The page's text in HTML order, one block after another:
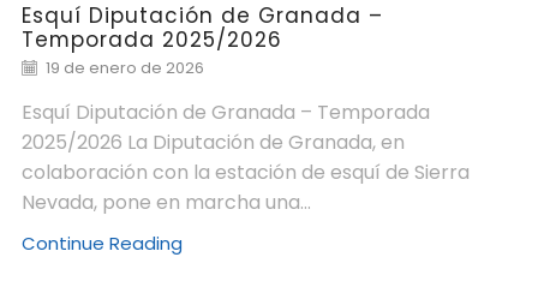
Esquí Diputación de Granada –
Temporada 2025/2026
19 de enero de 2026
Esquí Diputación de Granada – Temporada
2025/2026 La Diputación de Granada, en
colaboración con la estación de esquí de Sierra
Nevada, pone en marcha una...
Continue Reading